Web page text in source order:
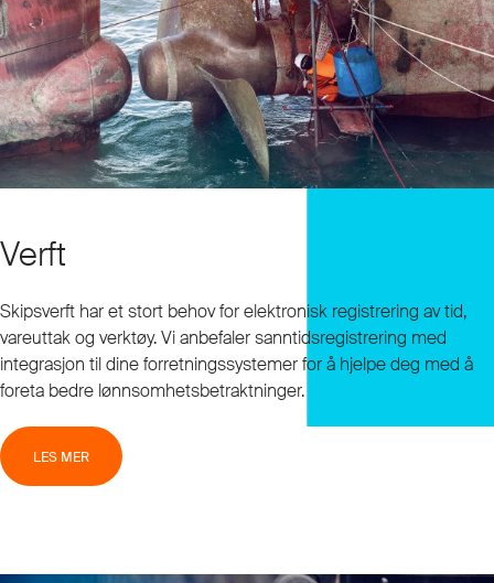
Verft
Skipsverft har et stort behov for elektronisk registrering av tid,
vareuttak og verktøy. Vi anbefaler sanntidsregistrering med
integrasjon til dine forretningssystemer for å hjelpe deg med å
foreta bedre lønnsomhetsbetraktninger.
LES MER